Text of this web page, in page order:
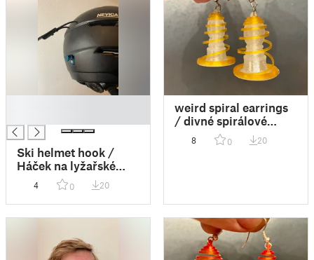
Ski helmet hook /
Háček na lyžařské
helmě
4 0 20
weird spiral earrings
/ divné spirálové
náušnice
8 0 20